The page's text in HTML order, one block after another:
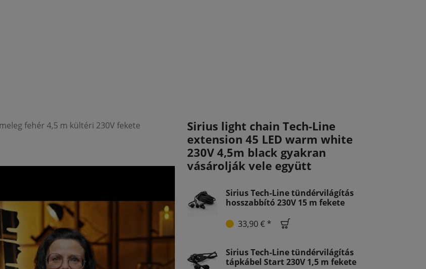
fehér 4,5 m kültéri 230V fekete
Sirius light chain Tech-Line
extension 45 LED warm white
230V 4,5m black gyakran
vásárolják vele együtt
Sirius Tech-Line tündérvilágítás
hosszabbító 230V 15 m fekete
33,90 € *
Sirius Tech-Line tündérvilágítás
tápkábel Start 230V 1,5 m fekete